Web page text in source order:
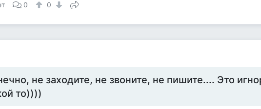
0 0
не заходите, не звоните, не пишите.... Это
то))))